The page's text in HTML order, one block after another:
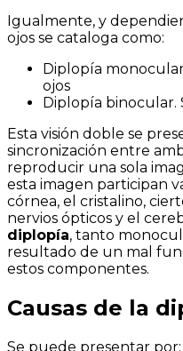
Igualmente, y
ojos se cataloga como:
Diplopía
ojos
Diplopía binocular.
Esta visión doble se
sincronización entre
reproducir una sola
esta imagen participan
córnea, el cristalino,
nervios ópticos y el
diplopía, tanto
resultado de un mal
estos componentes.
Causas de la
Se puede presentar por: